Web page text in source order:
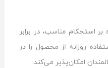
استحکام مناسب، در برابر
روزانه از محصول را در
امکان‌پذیر می‌کند.